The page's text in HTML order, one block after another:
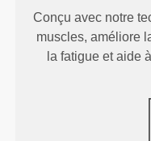
Conçu avec notre
muscles, améliore
la fatigue et aide